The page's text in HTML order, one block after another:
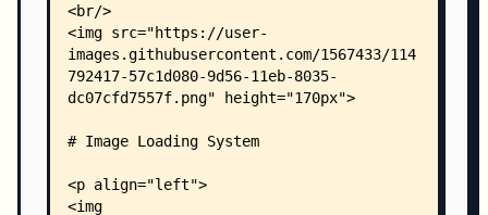
    │   │   │   │   ├── image-encoding.md
    │   │   │   │   ├── image-formats.md
│   │   │   │   └── supported-image-
    │   │   │   ├── ImageProcessing/
    │   │   │   │   └── image-processing.md
    │   │   │       └── loading-data.md
    │   │   │   ├── getting-started.md
    │   │   │   ├── swiftui.md